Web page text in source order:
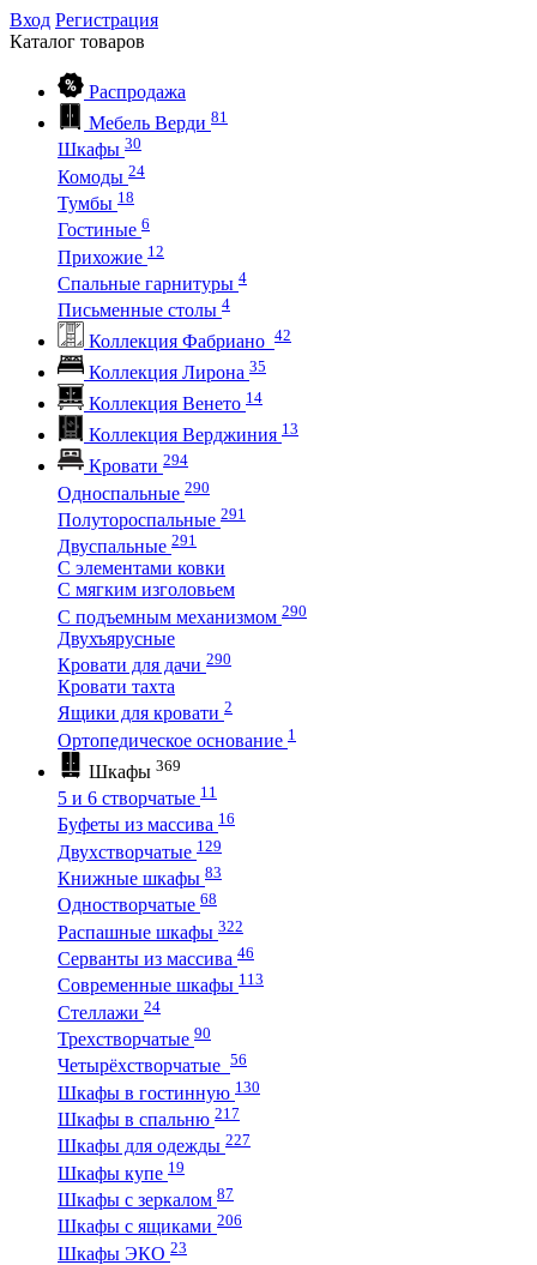
Вход Регистрация
Каталог товаров
Распродажа
Мебель Верди 81
Шкафы 30
Комоды 24
Тумбы 18
Гостиные 6
Прихожие 12
Спальные гарнитуры 4
Письменные столы 4
Коллекция Фабриано 42
Коллекция Лирона 35
Коллекция Венето 14
Коллекция Верджиния 13
Кровати 294
Односпальные 290
Полутороспальные 291
Двуспальные 291
С элементами ковки
С мягким изголовьем
С подъемным механизмом 290
Двухъярусные
Кровати для дачи 290
Кровати тахта
Ящики для кровати 2
Ортопедическое основание 1
Шкафы 369
5 и 6 створчатые 11
Буфеты из массива 16
Двухстворчатые 129
Книжные шкафы 83
Одностворчатые 68
Распашные шкафы 322
Серванты из массива 46
Современные шкафы 113
Стеллажи 24
Трехстворчатые 90
Четырёхстворчатые 56
Шкафы в гостинную 130
Шкафы в спальню 217
Шкафы для одежды 227
Шкафы купе 19
Шкафы с зеркалом 87
Шкафы с ящиками 206
Шкафы ЭКО 23